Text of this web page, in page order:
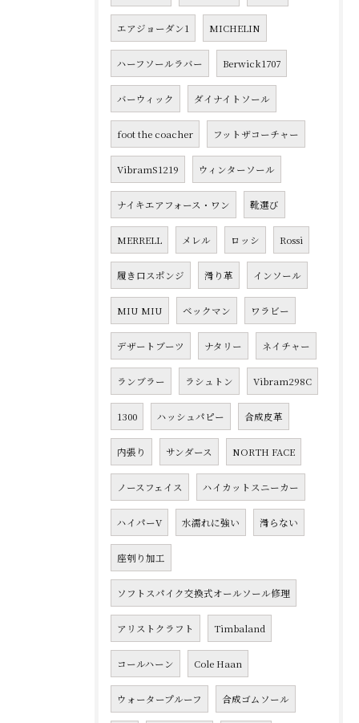
エアジョーダン1 MICHELIN
ハーフソールラバー Berwick1707
バーウィック ダイナイトソール
foot the coacher フットザコーチャー
VibramS1219 ウィンターソール
ナイキエアフォース・ワン 靴選び
MERRELL メレル ロッシ Rossi
履き口スポンジ 滑り革 インソール
MIU MIU ベックマン ワラビー
デザートブーツ ナタリー ネイチャー
ランブラー ラシュトン Vibram298C
1300 ハッシュパピー 合成皮革
内張り サンダース NORTH FACE
ノースフェイス ハイカットスニーカー
ハイパーV 水濡れに強い 滑らない
座刳り加工
ソフトスパイク交換式オールソール修理
アリストクラフト Timbaland
コールハーン Cole Haan
ウォータープルーフ 合成ゴムソール